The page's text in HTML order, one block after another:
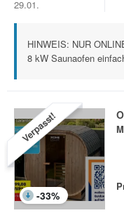
29.01.
HINWEIS: NUR
8 kW Saunaofen
Verpasst!
-33%